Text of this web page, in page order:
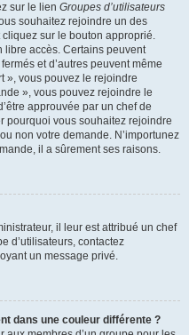
sur le lien Groupes d’utilisateurs
souhaitez rejoindre un des
sur le bouton approprié.
libre accès. Certains peuvent
et d’autres peuvent même
», vous pouvez le rejoindre
», vous pouvez rejoindre le
approuvée par un chef de
pourquoi vous souhaitez rejoindre
non votre demande. N’importunez
il a sûrement ses raisons.
il leur est attribué un chef
d’utilisateurs, contactez
un message privé.
dans une couleur différente ?